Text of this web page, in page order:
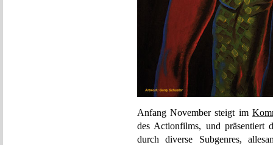
Anfang November steigt im
des Actionfilms, und präsentiert
durch diverse Subgenres,